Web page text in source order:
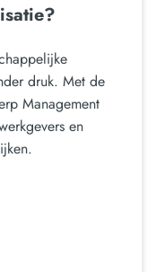
druk. Met de
Management
en